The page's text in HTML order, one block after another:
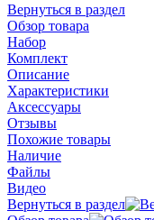
Вернуться в раздел
Обзор товара
Набор
Комплект
Описание
Характеристики
Аксессуары
Отзывы
Похожие товары
Наличие
Файлы
Видео
Вернуться в раздел